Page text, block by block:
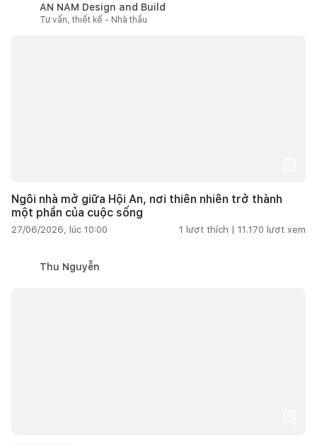
AN NAM Design and Build
Tư vấn, thiết kế - Nhà thầu
Ngôi nhà mở giữa Hội An, nơi thiên nhiên trở thành
một phần của cuộc sống
27/06/2026, lúc 10:00 1 lượt thích | 11.170 lượt xem
Thu Nguyễn